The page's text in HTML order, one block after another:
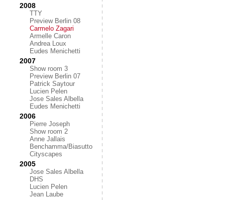
2008
TTY
Preview Berlin 08
Carmelo Zagari
Armelle Caron
Andrea Loux
Eudes Menichetti
2007
Show room 3
Preview Berlin 07
Patrick Saytour
Lucien Pelen
Jose Sales Albella
Eudes Menichetti
2006
Pierre Joseph
Show room 2
Anne Jallais
Benchamma/Biasutto
Cityscapes
2005
Jose Sales Albella
DHS
Lucien Pelen
Jean Laube